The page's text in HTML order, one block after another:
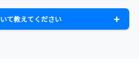
新サービス、地域活性化をサポー
や技術スタッフ派遣も含めて、お客
応いたします。WEBサービスやICT
て教えてください